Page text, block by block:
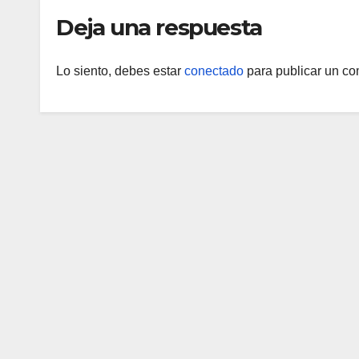
Deja una respuesta
Lo siento, debes estar conectado para publicar un